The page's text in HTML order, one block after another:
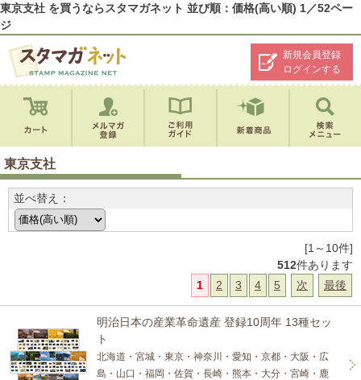
東京支社 を買うならスタマガネット 並び順：価格(高い順) 1／52ペー
ジ
新規会員登録
ログインする
東京支社
並べ替え：
[1～10件]
512件あります
1
2 3 4 5 次 最後
明治日本の産業革命遺産 登録10周年 13種セッ
ト
北海道・宮城・東京・神奈川・愛知・京都・大阪・広
島・山口・福岡・佐賀・長崎・熊本・大分・宮崎・鹿